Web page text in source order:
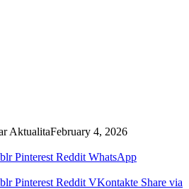
AktualitaFebruary 4, 2026
Pinterest Reddit WhatsApp
Pinterest Reddit VKontakte Share via